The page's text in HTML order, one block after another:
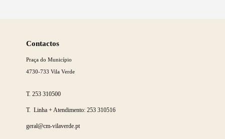
Contactos
Praça do Município
4730-733 Vila Verde
T.253 310500
T. Linha + Atendimento: 253 310516
geral@cm-vilaverde.pt